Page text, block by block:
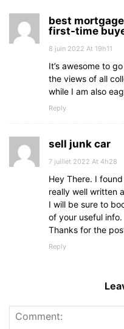
best
first-time
8 juin 2022 At 19h11
It’s awesome to
the views of all
while I am also
Reply
sell junk car
7 juillet 2022 At 4h28
Hey There. I
really well written
I will be sure to
of your useful info.
Thanks for the
Reply